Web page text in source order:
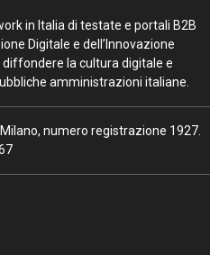
in Italia di testate e portali B2B
Digitale e dell’Innovazione
diffondere la cultura digitale e
amministrazioni italiane.
numero registrazione 1927.